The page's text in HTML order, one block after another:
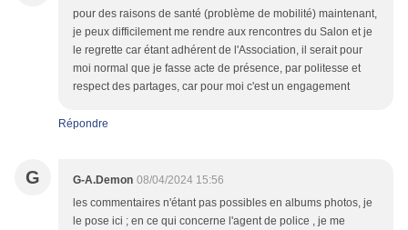
pour des raisons de santé (problème de mobilité) maintenant,
je peux difficilement me rendre aux rencontres du Salon et je
le regrette car étant adhérent de l'Association, il serait pour
moi normal que je fasse acte de présence, par politesse et
respect des partages, car pour moi c'est un engagement
Répondre
G G-A.Demon 08/04/2024 15:56
les commentaires n'étant pas possibles en albums photos, je
le pose ici ; en ce qui concerne l'agent de police , je me